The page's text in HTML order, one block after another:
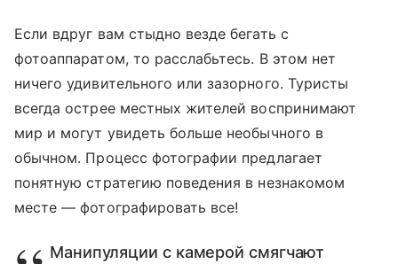
Если вдруг вам стыдно везде бегать с
фотоаппаратом, то расслабьтесь. В этом нет
ничего удивительного или зазорного. Туристы
всегда острее местных жителей воспринимают
мир и могут увидеть больше необычного в
обычном. Процесс фотографии предлагает
понятную стратегию поведения в незнакомом
месте — фотографировать все!
Манипуляции с камерой смягчают